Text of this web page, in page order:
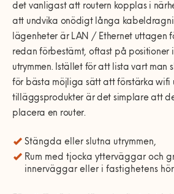
det vanligast att routern kopplas i
att undvika onödigt långa
lägenheter är LAN / Ethernet uttagen
redan förbestämt, oftast på positioner
utrymmen. Istället för att lista vart man
för bästa möjliga sätt att förstärka wifi
tilläggsprodukter är det simplare att
placera en router.
Stängda eller slutna utrymmen,
Rum med tjocka ytterväggar och
innerväggar eller i fastighetens